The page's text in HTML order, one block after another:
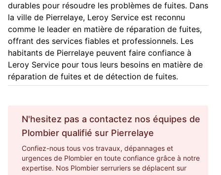
durables pour résoudre les problèmes de fuites. Dans
la ville de Pierrelaye, Leroy Service est reconnu
comme le leader en matière de réparation de fuites,
offrant des services fiables et professionnels. Les
habitants de Pierrelaye peuvent faire confiance à
Leroy Service pour tous leurs besoins en matière de
réparation de fuites et de détection de fuites.
N'hesitez pas a contactez nos équipes de
Plombier qualifié sur Pierrelaye
Confiez-nous tous vos travaux, dépannages et
urgences de Plombier en toute confiance grâce à notre
expertise. Nos Plombier serruriers se déplacent sur